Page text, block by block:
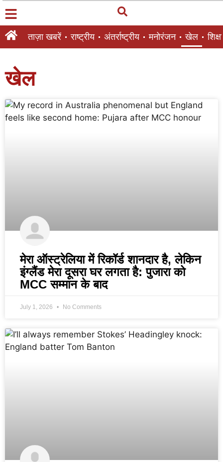
ताज़ा खबरें राष्ट्रीय अंतर्राष्ट्रीय मनोरंजन खेल शिक्षा
खेल
मेरा ऑस्ट्रेलिया में रिकॉर्ड शानदार है, लेकिन
इंग्लैंड मेरा दूसरा घर लगता है: पुजारा को
MCC सम्मान के बाद
July 1, 2026 No Comments